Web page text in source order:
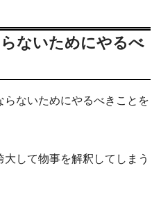
ないためにやるべ
ないためにやるべきことを
して物事を解釈してしまう